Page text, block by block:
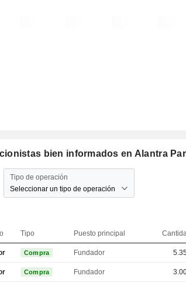
bien informados en Alantra
Tipo de operación
Seleccionar un tipo de operación
Tipo Puesto principal
Compra Fundador
Compra Fundador